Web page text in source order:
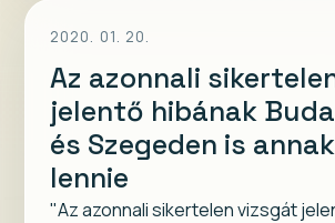
2020. 01. 20.
Az azonnali
jelentő hibának
és Szegeden is
lennie
"Az azonnali sikertelen vizsgát